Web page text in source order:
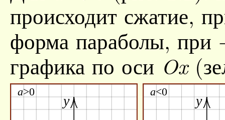
происходит сжатие,
форма параболы, при
графика по оси Ox